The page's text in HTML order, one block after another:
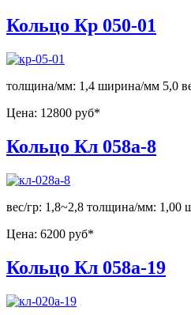
Кольцо Кр 050-01
толщина/мм: 1,4 ширина/мм 5,0
Цена: 12800 руб*
Кольцо Кл 058а-8
вес/гр: 1,8~2,8 толщина/мм: 1,00
Цена: 6200 руб*
Кольцо Кл 058а-19